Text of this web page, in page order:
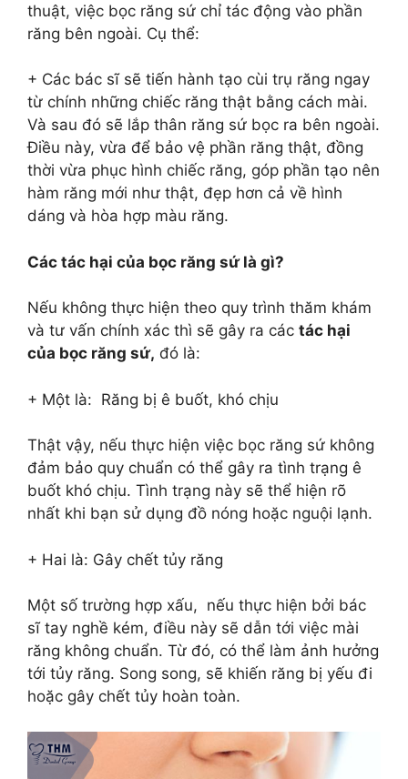
thuật, việc bọc răng sứ chỉ tác động vào phần
răng bên ngoài. Cụ thể:
+ Các bác sĩ sẽ tiến hành tạo cùi trụ răng ngay
từ chính những chiếc răng thật bằng cách mài.
Và sau đó sẽ lắp thân răng sứ bọc ra bên ngoài.
Điều này, vừa để bảo vệ phần răng thật, đồng
thời vừa phục hình chiếc răng, góp phần tạo nên
hàm răng mới như thật, đẹp hơn cả về hình
dáng và hòa hợp màu răng.
Các tác hại của bọc răng sứ là gì?
Nếu không thực hiện theo quy trình thăm khám
và tư vấn chính xác thì sẽ gây ra các tác hại
của bọc răng sứ, đó là:
+ Một là: Răng bị ê buốt, khó chịu
Thật vậy, nếu thực hiện việc bọc răng sứ không
đảm bảo quy chuẩn có thể gây ra tình trạng ê
buốt khó chịu. Tình trạng này sẽ thể hiện rõ
nhất khi bạn sử dụng đồ nóng hoặc nguội lạnh.
+ Hai là: Gây chết tủy răng
Một số trường hợp xấu, nếu thực hiện bởi bác
sĩ tay nghề kém, điều này sẽ dẫn tới việc mài
răng không chuẩn. Từ đó, có thể làm ảnh hưởng
tới tủy răng. Song song, sẽ khiến răng bị yếu đi
hoặc gây chết tủy hoàn toàn.